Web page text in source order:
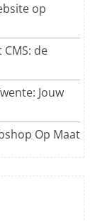
op
de
Jouw
Op Maat